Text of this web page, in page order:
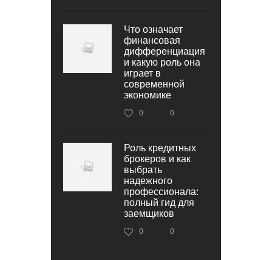
Что означает
финансовая
дифференциация
и какую роль она
играет в
современной
экономике
0 0
Роль кредитных
брокеров и как
выбрать
надежного
профессионала:
полный гид для
заемщиков
0 0